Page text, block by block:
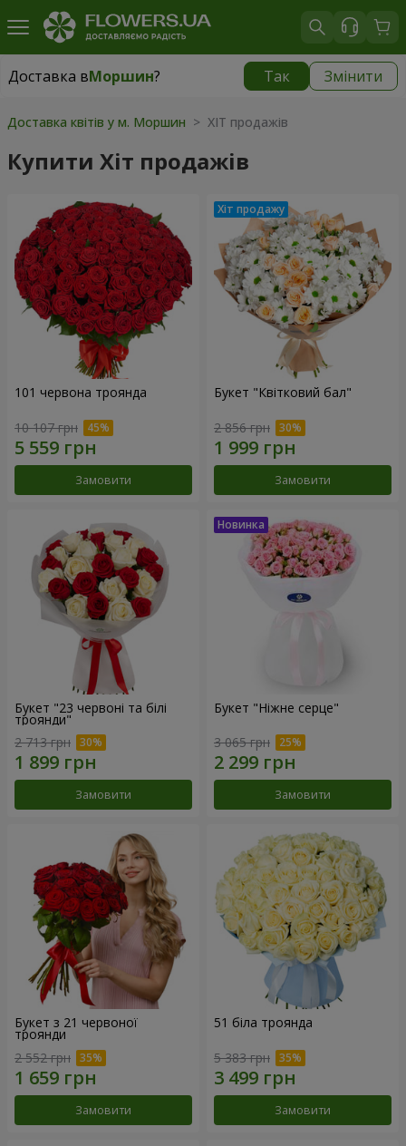
Доставка вМоршин? Так Змінити
Доставка вМоршин|
Доставка квітів у м. Моршин > ХІТ продажів
Купити Хіт продажів
101 червона троянда
10 107 грн
Замовити
Букет "Квітковий бал"
2 856 грн
Замовити
Букет "23 червоні та білі
троянди"
2 713 грн
Замовити
Букет "Ніжне серце"
3 065 грн
Замовити
Букет з 21 червоної
троянди
2 552 грн
Замовити
51 біла троянда
5 383 грн
Замовити